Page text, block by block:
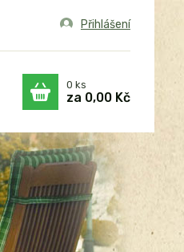
Přihlášení
0 ks
za 0,00 Kč